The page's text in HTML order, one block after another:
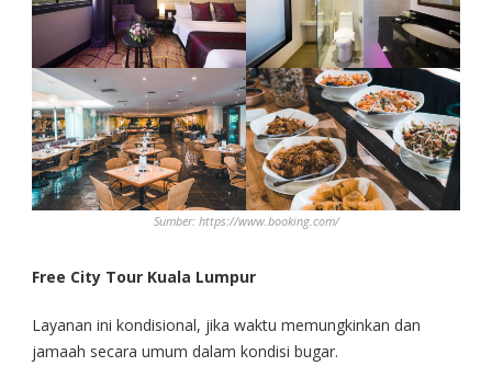
Sumber: https://www.booking.com/
Free City Tour Kuala Lumpur
Layanan ini kondisional, jika waktu memungkinkan dan
jamaah secara umum dalam kondisi bugar.